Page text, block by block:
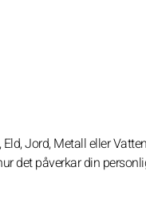
Jord, Metall eller
det påverkar din